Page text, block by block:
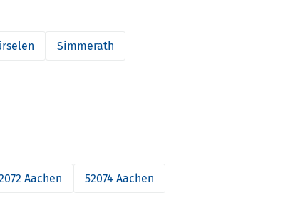
Simmerath
Aachen 52074 Aachen